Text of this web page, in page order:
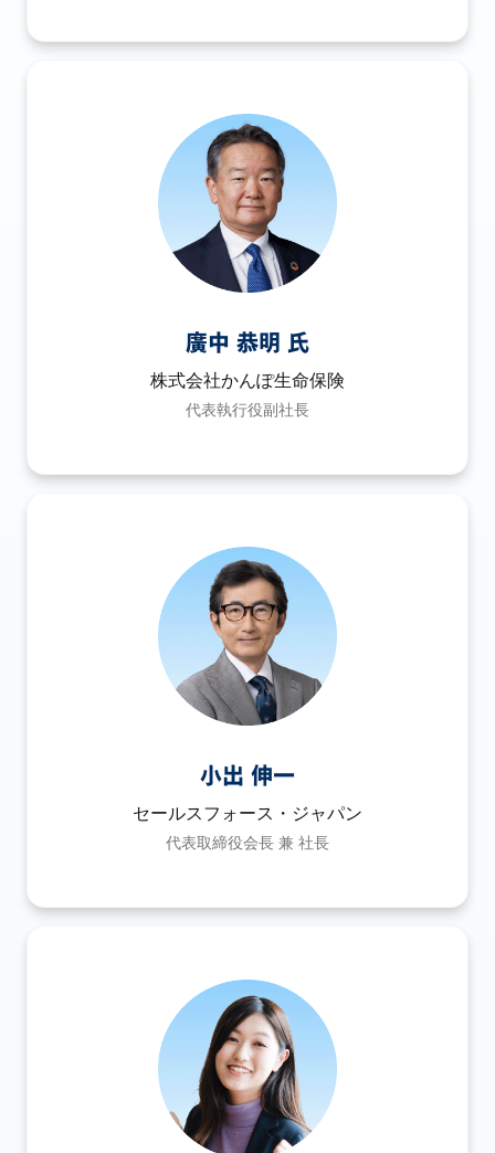
廣中 恭明 氏
株式会社かんぽ生命保険
代表執行役副社長
小出 伸一
セールスフォース・ジャパン
代表取締役会長 兼 社長